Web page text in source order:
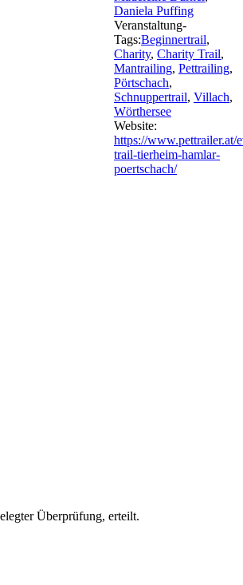
Daniela Puffing
Veranstaltung-
Tags:Beginnertrail,
Charity, Charity Trail,
Mantrailing, Pettrailing,
Pörtschach,
Schnuppertrail, Villach,
Wörthersee
Website:
https://www.pettrailer.at/
trail-tierheim-hamlar-
poertschach/
Überprüfung, erteilt.